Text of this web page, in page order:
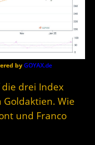
byGOYAX.de
drei Index
Wie
und Franco